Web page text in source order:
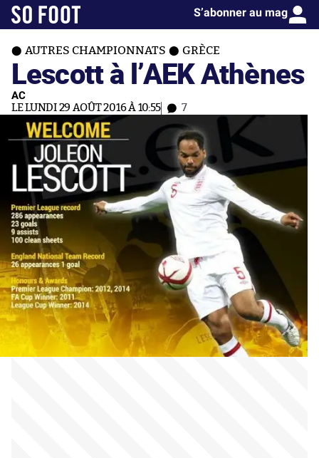
S’abonner au mag
AUTRES CHAMPIONNATS GRÈCE
Lescott à l’AEK Athènes
AC
LE LUNDI 29 AOÛT 2016 À 10:55 7